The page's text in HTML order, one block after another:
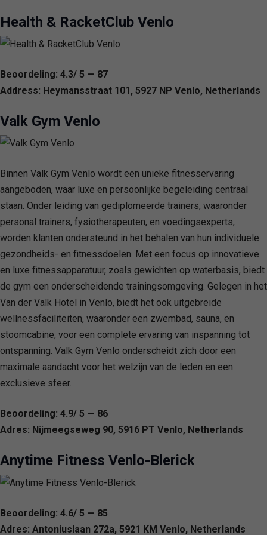
Health & RacketClub Venlo
Beoordeling: 4.3/ 5 — 87
Address: Heymansstraat 101, 5927 NP Venlo, Netherlands
Valk Gym Venlo
Binnen Valk Gym Venlo wordt een unieke fitnesservaring
aangeboden, waar luxe en persoonlijke begeleiding centraal
staan. Onder leiding van gediplomeerde trainers, waaronder
personal trainers, fysiotherapeuten, en voedingsexperts,
worden klanten ondersteund in het behalen van hun individuele
gezondheids- en fitnessdoelen. Met een focus op innovatieve
en luxe fitnessapparatuur, zoals gewichten op waterbasis, biedt
de gym een onderscheidende trainingsomgeving. Gelegen in het
Van der Valk Hotel in Venlo, biedt het ook uitgebreide
wellnessfaciliteiten, waaronder een zwembad, sauna, en
stoomcabine, voor een complete ervaring van inspanning tot
ontspanning. Valk Gym Venlo onderscheidt zich door een
maximale aandacht voor het welzijn van de leden en een
exclusieve sfeer.
Beoordeling: 4.9/ 5 — 86
Adres: Nijmeegseweg 90, 5916 PT Venlo, Netherlands
Anytime Fitness Venlo-Blerick
Beoordeling: 4.6/ 5 — 85
Adres: Antoniuslaan 272a, 5921 KM Venlo, Netherlands